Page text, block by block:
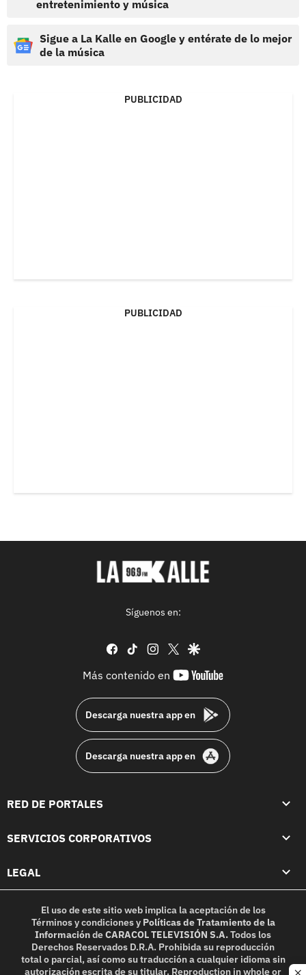
entretenimiento y música
Sigue a La Kalle en Google y entérate de lo mejor
de la música
PUBLICIDAD
PUBLICIDAD
Síguenos en:
facebook
tiktok instagram
twittergoogle
Más contenido en
youtube-
Descarga nuestra app en
Descarga nuestra app en
RED DE PORTALES
SERVICIOS CORPORATIVOS
LEGAL
El uso de este sitio web implica la aceptación de los
Términos y condicionesy Políticas de Tratamiento de la
InformacióndeCARACOL TELEVISIÓN S.A.Todos los
Derechos Reservados D.R.A. Prohibida su reproducción
total o parcial, así como su traducción a cualquier idioma sin
autorización escrita de su titular. Reproduction in whole or